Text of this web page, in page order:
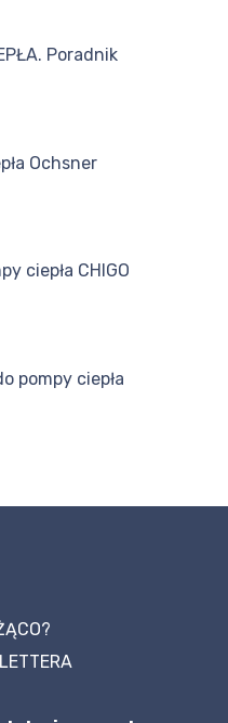
Poradnik
Ochsner
ciepła CHIGO
pompy ciepła